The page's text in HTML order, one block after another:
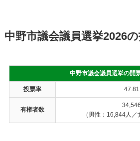
中野市議会議員選挙2026
中野市議会議員選挙の開
投票率 47.81
有権者数
（男性：16,844人／